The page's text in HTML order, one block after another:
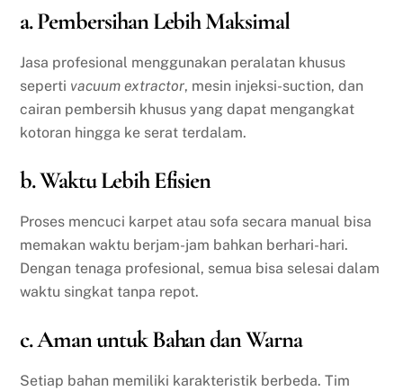
a. Pembersihan Lebih Maksimal
Jasa profesional menggunakan peralatan khusus
seperti vacuum extractor, mesin injeksi-suction, dan
cairan pembersih khusus yang dapat mengangkat
kotoran hingga ke serat terdalam.
b. Waktu Lebih Efisien
Proses mencuci karpet atau sofa secara manual bisa
memakan waktu berjam-jam bahkan berhari-hari.
Dengan tenaga profesional, semua bisa selesai dalam
waktu singkat tanpa repot.
c. Aman untuk Bahan dan Warna
Setiap bahan memiliki karakteristik berbeda. Tim